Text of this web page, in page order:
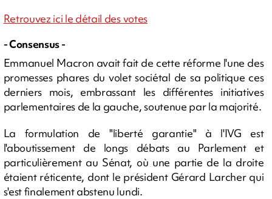
Retrouvez ici le détail des votes
- Consensus -
Emmanuel Macron avait fait de cette réforme l'une des
promesses phares du volet sociétal de sa politique ces
derniers mois, embrassant les différentes initiatives
parlementaires de la gauche, soutenue par la majorité.
La formulation de "liberté garantie" à l'IVG est
l'aboutissement de longs débats au Parlement et
particulièrement au Sénat, où une partie de la droite
étaient réticente, dont le président Gérard Larcher qui
s'est finalement abstenu lundi.